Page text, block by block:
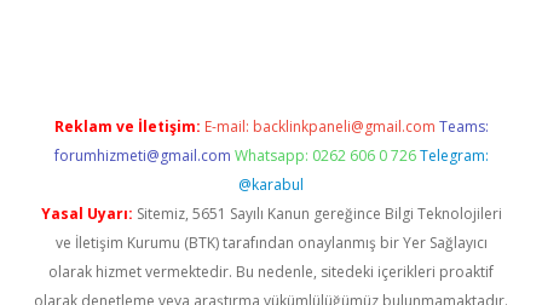
Reklam ve İletişim: E-mail: backlinkpaneli@gmail.com Teams:
forumhizmeti@gmail.com Whatsapp: 0262 606 0 726 Telegram:
@karabul
Yasal Uyarı: Sitemiz, 5651 Sayılı Kanun gereğince Bilgi Teknolojileri
ve İletişim Kurumu (BTK) tarafından onaylanmış bir Yer Sağlayıcı
olarak hizmet vermektedir. Bu nedenle, sitedeki içerikleri proaktif
olarak denetleme veya araştırma yükümlülüğümüz bulunmamaktadır.